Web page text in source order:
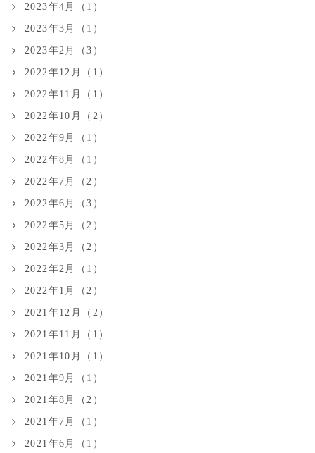
2023年4月（1）
2023年3月（1）
2023年2月（3）
2022年12月（1）
2022年11月（1）
2022年10月（2）
2022年9月（1）
2022年8月（1）
2022年7月（2）
2022年6月（3）
2022年5月（2）
2022年3月（2）
2022年2月（1）
2022年1月（2）
2021年12月（2）
2021年11月（1）
2021年10月（1）
2021年9月（1）
2021年8月（2）
2021年7月（1）
2021年6月（1）